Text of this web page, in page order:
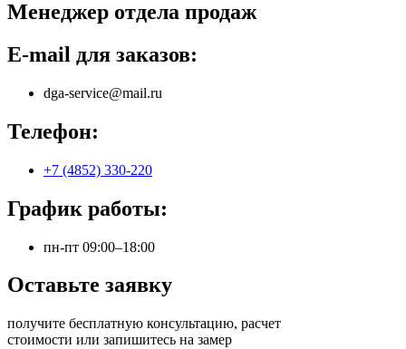
Менеджер отдела продаж
E-mail для заказов:
dga-service@mail.ru
Телефон:
+7 (4852) 330-220
График работы:
пн-пт 09:00–18:00
Оставьте заявку
получите бесплатную консультацию, расчет
стоимости или запишитесь на замер